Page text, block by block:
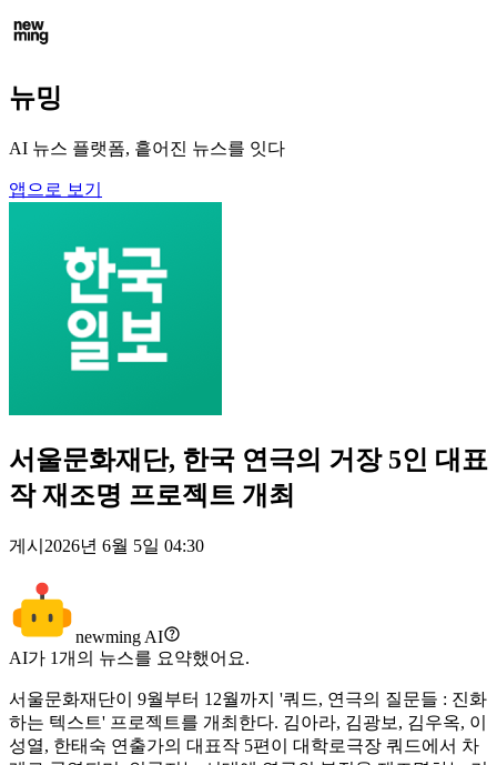
뉴밍
AI 뉴스 플랫폼, 흩어진 뉴스를 잇다
앱으로 보기
서울문화재단, 한국 연극의 거장 5인 대표
작 재조명 프로젝트 개최
게시 2026년 6월 5일 04:30
newming AI
AI가 1개의 뉴스를 요약했어요.
서울문화재단이 9월부터 12월까지 '쿼드, 연극의 질문들 : 진화
하는 텍스트' 프로젝트를 개최한다. 김아라, 김광보, 김우옥, 이
성열, 한태숙 연출가의 대표작 5편이 대학로극장 쿼드에서 차